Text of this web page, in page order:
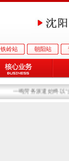
铁岭站 朝阳站
一鸣劳务派遣始终以